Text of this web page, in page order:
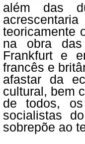
além das
teoricamente
na obra
Frankfurt e
francês e
afastar da
cultural, bem
de todos,
socialistas
sobrepõe ao